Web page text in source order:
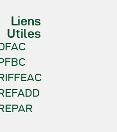
Liens
Utiles